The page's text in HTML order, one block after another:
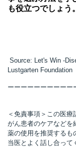
も役立つでしょう。
Source: Let's Win -
Lustgarten Foundation
ーーーーーーーーーー
＜免責事項＞この医
がん患者のケアなどを
薬の使用を推奨するも
当医とよく話し合って